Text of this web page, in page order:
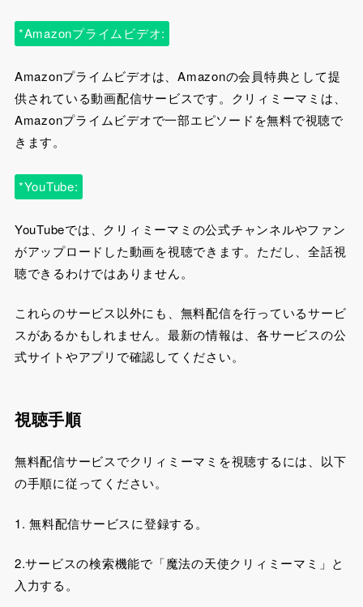
*Amazonプライムビデオ:
Amazonプライムビデオは、Amazonの会員特典として提
供されている動画配信サービスです。クリィミーマミは、
Amazonプライムビデオで一部エピソードを無料で視聴で
きます。
*YouTube:
YouTubeでは、クリィミーマミの公式チャンネルやファン
がアップロードした動画を視聴できます。ただし、全話視
聴できるわけではありません。
これらのサービス以外にも、無料配信を行っているサービ
スがあるかもしれません。最新の情報は、各サービスの公
式サイトやアプリで確認してください。
視聴手順
無料配信サービスでクリィミーマミを視聴するには、以下
の手順に従ってください。
1. 無料配信サービスに登録する。
2.サービスの検索機能で「魔法の天使クリィミーマミ」と
入力する。